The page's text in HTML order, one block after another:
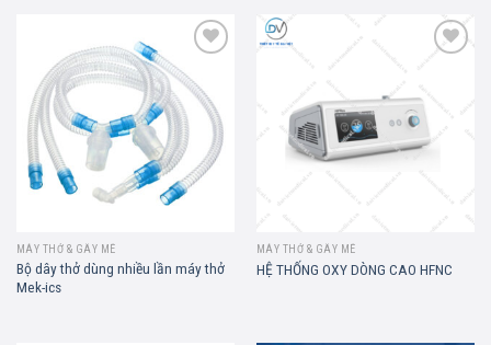
wishlist
MÁY THỞ & GÂY MÊ
Bộ dây thở dùng nhiều lần máy thở
Mek-ics
MÁY THỞ & GÂY MÊ
HỆ THỐNG OXY DÒNG CAO HFNC